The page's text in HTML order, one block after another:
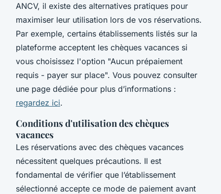
ANCV, il existe des alternatives pratiques pour
maximiser leur utilisation lors de vos réservations.
Par exemple, certains établissements listés sur la
plateforme acceptent les chèques vacances si
vous choisissez l'option "Aucun prépaiement
requis - payer sur place". Vous pouvez consulter
une page dédiée pour plus d’informations :
regardez ici.
Conditions d'utilisation des chèques
vacances
Les réservations avec des chèques vacances
nécessitent quelques précautions. Il est
fondamental de vérifier que l’établissement
sélectionné accepte ce mode de paiement avant